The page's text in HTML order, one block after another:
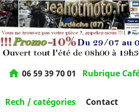
home 06 59 39 70 01 Rubrique
Rech / catégories Contact